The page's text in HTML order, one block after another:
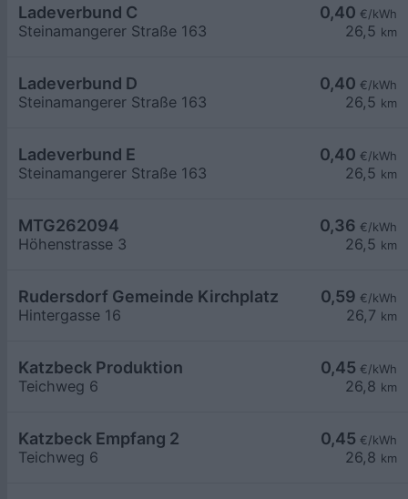
0,40 €/kWh
26,5 km
Ladeverbund C
Steinamangerer Straße 163
0,40 €/kWh
26,5 km
Ladeverbund D
Steinamangerer Straße 163
0,40 €/kWh
26,5 km
Ladeverbund E
Steinamangerer Straße 163
0,36 €/kWh
26,5 km
MTG262094
Höhenstrasse 3
0,59 €/kWh
26,7 km
Rudersdorf Gemeinde Kirchplatz
Hintergasse 16
0,45 €/kWh
26,8 km
Katzbeck Produktion
Teichweg 6
0,45 €/kWh
26,8 km
Katzbeck Empfang 2
Teichweg 6